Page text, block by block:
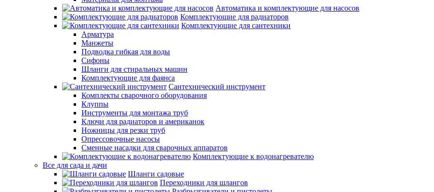
Автоматика и комплектующие для насосов
Комплектующие для радиаторов
Комплектующие для сантехники
Арматура
Манжеты
Подводка гибкая для воды
Сифоны
Шланги для стиральных машин
Комплектующие для фаянса
Сантехнический инструмент
Комплекты сварочного оборудования
Клуппы
Инструменты для монтажа труб
Ключи для радиаторов и американок
Ножницы для резки труб
Опрессовочные насосы
Сменные насадки для сварочных аппаратов
Комплектующие к водонагревателю
Все для сада и дачи
Шланги садовые
Переходники для шлангов